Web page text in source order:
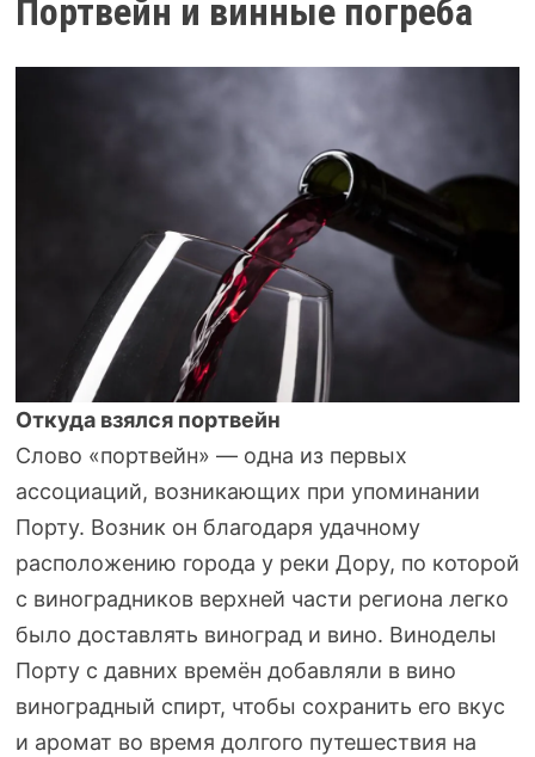
Портвейн и винные погреба
Откуда взялся портвейн
Слово «портвейн» — одна из первых
ассоциаций, возникающих при упоминании
Порту. Возник он благодаря удачному
расположению города у реки Дору, по которой
с виноградников верхней части региона легко
было доставлять виноград и вино. Виноделы
Порту с давних времён добавляли в вино
виноградный спирт, чтобы сохранить его вкус
и аромат во время долгого путешествия на